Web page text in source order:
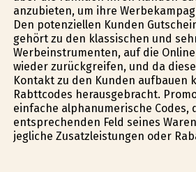
anzubieten, um ihre
Den potenziellen Kunden
gehört zu den klassischen und
Werbeinstrumenten, auf die
wieder zurückgreifen, und da
Kontakt zu den Kunden aufbauen
Rabttcodes herausgebracht.
einfache alphanumerische Codes,
entsprechenden Feld seines
jegliche Zusatzleistungen oder